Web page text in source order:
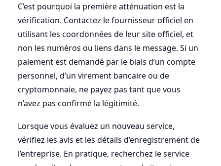
C’est pourquoi la première atténuation est la
vérification. Contactez le fournisseur officiel en
utilisant les coordonnées de leur site officiel, et
non les numéros ou liens dans le message. Si un
paiement est demandé par le biais d’un compte
personnel, d’un virement bancaire ou de
cryptomonnaie, ne payez pas tant que vous
n’avez pas confirmé la légitimité.
Lorsque vous évaluez un nouveau service,
vérifiez les avis et les détails d’enregistrement de
l’entreprise. En pratique, recherchez le service